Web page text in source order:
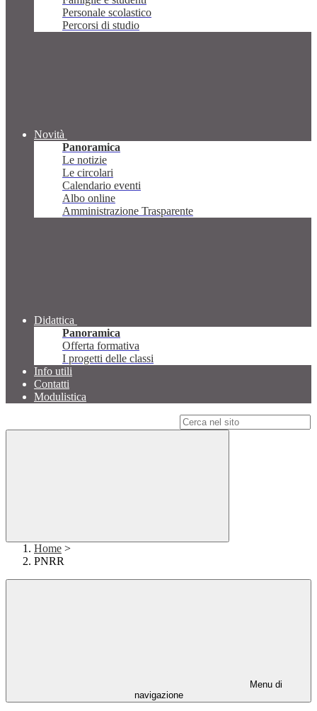
Personale scolastico
Percorsi di studio
Novità
Panoramica
Le notizie
Le circolari
Calendario eventi
Albo online
Amministrazione Trasparente
Didattica
Panoramica
Offerta formativa
I progetti delle classi
Info utili
Contatti
Modulistica
Home >
PNRR
Menu di
navigazione